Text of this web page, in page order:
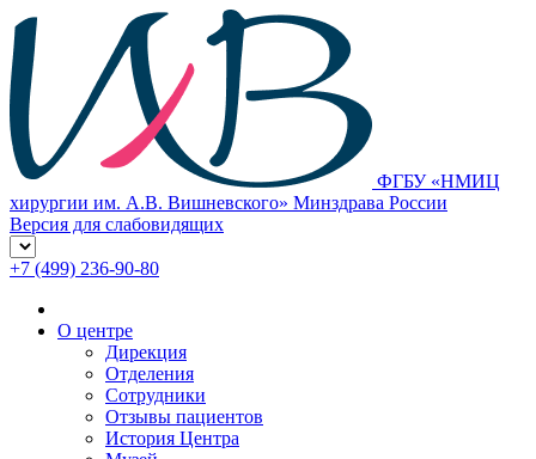
ФГБУ «НМИЦ
хирургии им. А.В. Вишневского» Минздрава России
Версия для слабовидящих
+7 (499) 236-90-80
О центре
Дирекция
Отделения
Сотрудники
Отзывы пациентов
История Центра